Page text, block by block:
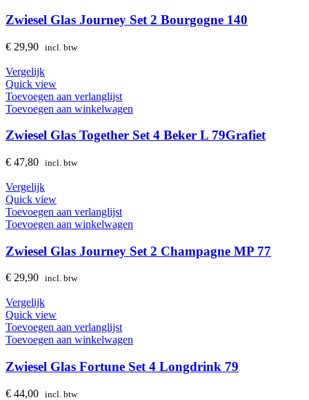
Zwiesel Glas Journey Set 2 Bourgogne 140
€ 29,90 incl. btw
Vergelijk
Quick view
Toevoegen aan verlanglijst
Toevoegen aan winkelwagen
Zwiesel Glas Together Set 4 Beker L 79Grafiet
€ 47,80 incl. btw
Vergelijk
Quick view
Toevoegen aan verlanglijst
Toevoegen aan winkelwagen
Zwiesel Glas Journey Set 2 Champagne MP 77
€ 29,90 incl. btw
Vergelijk
Quick view
Toevoegen aan verlanglijst
Toevoegen aan winkelwagen
Zwiesel Glas Fortune Set 4 Longdrink 79
€ 44,00 incl. btw